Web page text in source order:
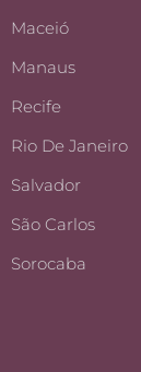
Maceió
Manaus
Recife
Rio De Janeiro
Salvador
São Carlos
Sorocaba